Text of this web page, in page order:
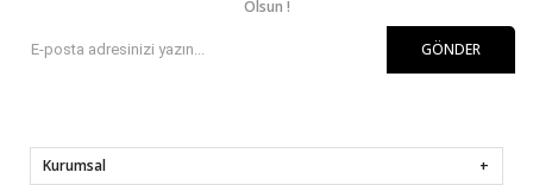
Olsun !
GÖNDER
Kurumsal